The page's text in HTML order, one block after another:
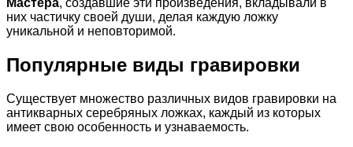
Мастера, создавшие эти произведения, вкладывали в
них частичку своей души, делая каждую ложку
уникальной и неповторимой.
Популярные виды гравировки
Существует множество различных видов гравировки на
антикварных серебряных ложках, каждый из которых
имеет свою особенность и узнаваемость.